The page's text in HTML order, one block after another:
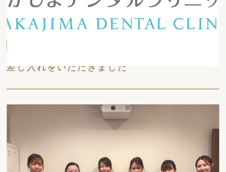
差し入れをいただきました